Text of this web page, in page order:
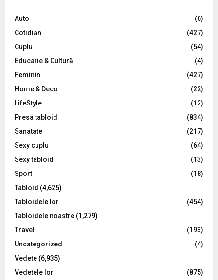
o
:
C
Auto
(6)
Cotidian
(427)
Cuplu
(54)
Educație & Cultură
(4)
Feminin
(427)
Home & Deco
(22)
LifeStyle
(12)
Presa tabloid
(834)
Sanatate
(217)
Sexy cuplu
(64)
Sexy tabloid
(13)
Sport
(18)
Tabloid (4,625)
Tabloidele lor
(454)
Tabloidele noastre (1,279)
Travel
(193)
Uncategorized
(4)
Vedete (6,935)
Vedetele lor
(875)